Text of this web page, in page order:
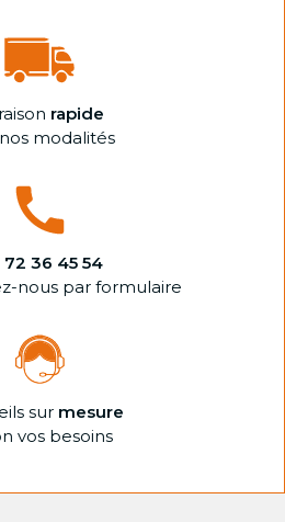
rapide
modalités
72 36 45 54
nous par formulaire
sur mesure
vos besoins